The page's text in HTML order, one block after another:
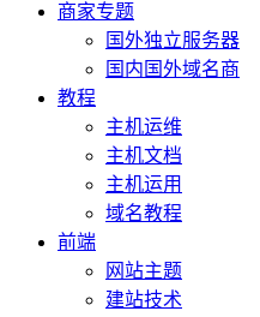
商家专题
国外独立服务器
国内国外域名商
教程
主机运维
主机文档
主机运用
域名教程
前端
网站主题
建站技术